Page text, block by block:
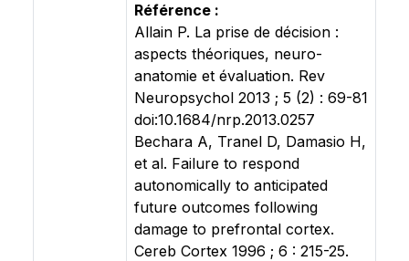
Référence :
Allain P. La prise de décision :
aspects théoriques, neuro-
anatomie et évaluation. Rev
Neuropsychol 2013 ; 5 (2) : 69-81
doi:10.1684/nrp.2013.0257
Bechara A, Tranel D, Damasio H,
et al. Failure to respond
autonomically to anticipated
future outcomes following
damage to prefrontal cortex.
Cereb Cortex 1996 ; 6 : 215-25.